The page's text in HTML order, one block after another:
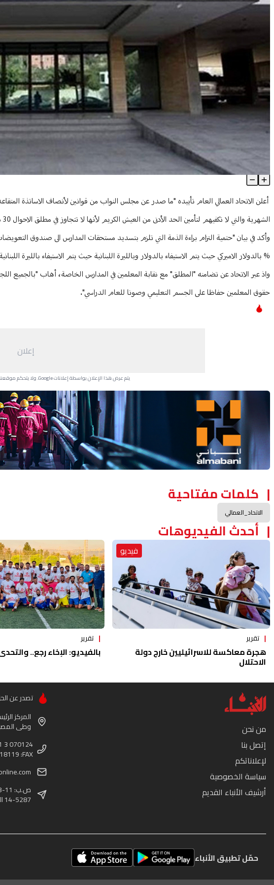
الاتحاد العمالي: نؤيد قوانين إنصاف الأساتذة المتقاعدين وندعو الى الحوار
Article Content
أعلن الاتحاد العمالي العام تأييده "ما صدر عن مجلس النواب من قوانين لأنصاف الاساتذة
الشهرية والتي لا تكفيهم لتأمين الحد الأدنى من العيش الكريم لأنها لا تتجاوز في مطلق الاحوال 30 دولار اميركي ولرفع قيمة تعويضاتهم".
% بالدولار الاميركي حيث يتم الاستيفاء بالدولار وبالليرة اللبنانية حيث يتم الاستيفاء بالليرة
واذ عبر الاتحاد عن تضامنه "المطلق" مع نقابة المعلمين في المدارس الخاصة، أهاب "بالجميع
حقوق المعلمين حفاظا على الجسم التعليمي وصونا للعام الدراسي".
إعلان
يتم عرض هذا الإعلان بواسطة إعلانات Google، ولا يتحكم موقعنا في الإعلانات التي تظهر لكل مستخدم.
Advertisement Section
كلمات مفتاحية
الاتحاد_العمالي
أحدث الفيديوهات
فيديو
تقرير
هجرة معاكسة للاسرائيليين خارج دولة
الاحتلال
تقرير
بالفيديو: الإخاء رجع..
من نحن
إتصل بنا
لإعلاناتكم
سياسة الخصوصية
أرشيف الأنباء القديم
تصدر عن
المركز
وطى
3 070124
:FAX
ص.ب: 11-2893 رياض الصلح
14-5287 المزرعة
حمّل تطبيق الأنباء